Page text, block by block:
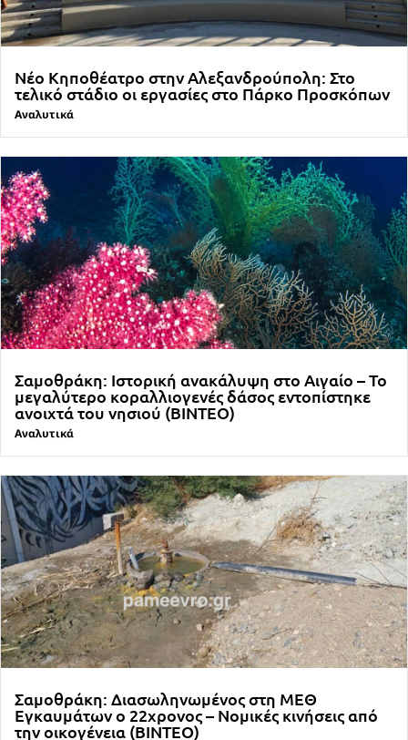
Νέο Κηποθέατρο στην Αλεξανδρούπολη: Στο
τελικό στάδιο οι εργασίες στο Πάρκο Προσκόπων
Αναλυτικά
Σαμοθράκη: Ιστορική ανακάλυψη στο Αιγαίο – Το
μεγαλύτερο κοραλλιογενές δάσος εντοπίστηκε
ανοιχτά του νησιού (ΒΙΝΤΕΟ)
Αναλυτικά
Σαμοθράκη: Διασωληνωμένος στη ΜΕΘ
Εγκαυμάτων ο 22χρονος – Νομικές κινήσεις από
την οικογένεια (ΒΙΝΤΕΟ)